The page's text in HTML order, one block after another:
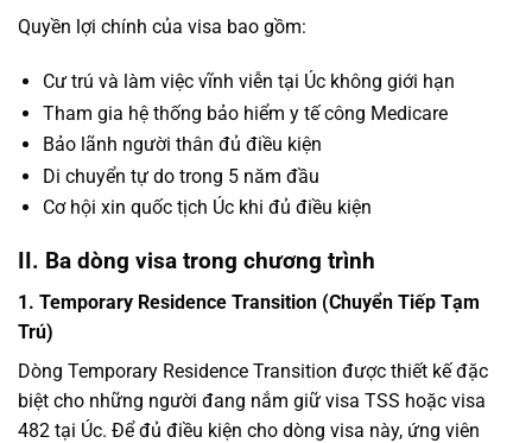
Quyền lợi chính của visa bao gồm:
Cư trú và làm việc vĩnh viễn tại Úc không giới hạn
Tham gia hệ thống bảo hiểm y tế công Medicare
Bảo lãnh người thân đủ điều kiện
Di chuyển tự do trong 5 năm đầu
Cơ hội xin quốc tịch Úc khi đủ điều kiện
II. Ba dòng visa trong chương trình
1. Temporary Residence Transition (Chuyển Tiếp Tạm
Trú)
Dòng Temporary Residence Transition được thiết kế đặc
biệt cho những người đang nắm giữ visa TSS hoặc visa
482 tại Úc. Để đủ điều kiện cho dòng visa này, ứng viên